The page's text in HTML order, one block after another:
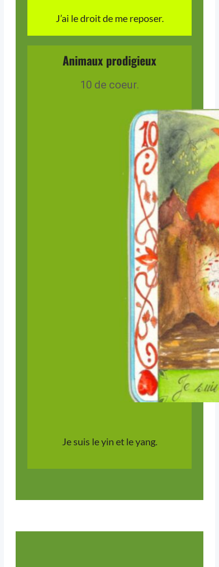
J’ai le droit de me reposer.
Animaux prodigieux
10 de coeur.
Je suis le yin et le yang.